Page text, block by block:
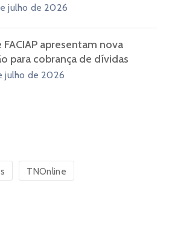
julho de 2026
FACIAP apresentam nova
para cobrança de dívidas
julho de 2026
TNOnline